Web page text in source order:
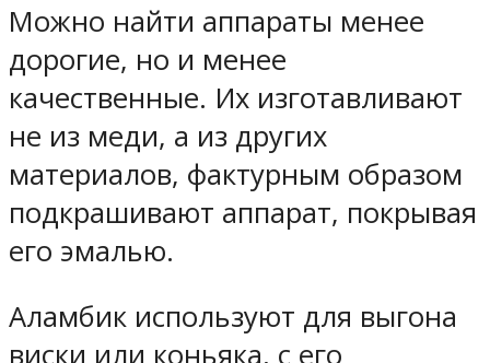
Можно найти аппараты менее
дорогие, но и менее
качественные. Их изготавливают
не из меди, а из других
материалов, фактурным образом
подкрашивают аппарат, покрывая
его эмалью.
Аламбик используют для выгона
виски или коньяка, с его